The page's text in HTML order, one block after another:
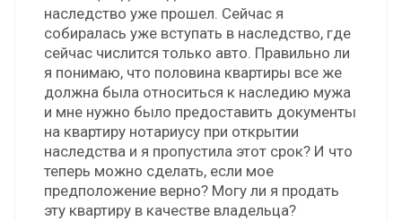
наследство уже прошел. Сейчас я
собиралась уже вступать в наследство, где
сейчас числится только авто. Правильно ли
я понимаю, что половина квартиры все же
должна была относиться к наследию мужа
и мне нужно было предоставить документы
на квартиру нотариусу при открытии
наследства и я пропустила этот срок? И что
теперь можно сделать, если мое
предположение верно? Могу ли я продать
эту квартиру в качестве владельца?